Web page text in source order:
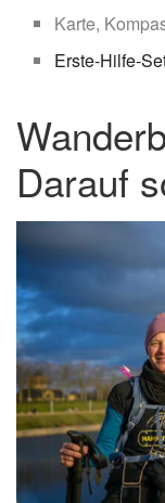
Karte,
Erste-Hilfe-
Darauf